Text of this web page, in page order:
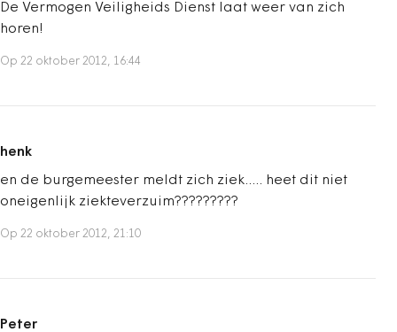
De Vermogen Veiligheids Dienst laat weer van zich
horen!
Op 22 oktober 2012, 16:44
henk
en de burgemeester meldt zich ziek..... heet dit niet
oneigenlijk ziekteverzuim?????????
Op 22 oktober 2012, 21:10
Peter